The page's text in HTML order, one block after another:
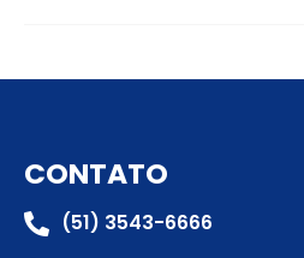
CONTATO
(51) 3543-6666